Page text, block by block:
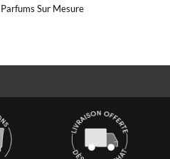
Parfums Sur Mesure